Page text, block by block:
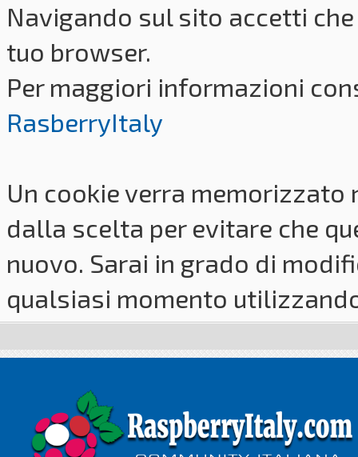
Navigando sul sito accetti
tuo browser.
Per maggiori informazioni
RasberryItaly
Un cookie verra
dalla scelta per evitare che
nuovo. Sarai in grado di
qualsiasi momento